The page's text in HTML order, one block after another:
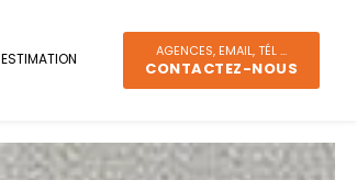
ESTIMATION AGENCES, EMAIL, TÉL ...
CONTACTEZ-NOUS